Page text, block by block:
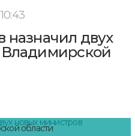
10:43
назначил двух
области